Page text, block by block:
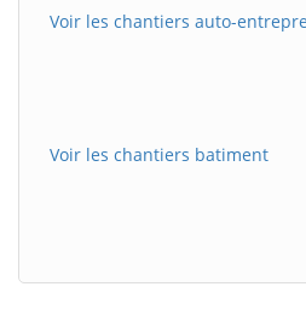
Voir les chantiers auto-
Voir les chantiers batiment